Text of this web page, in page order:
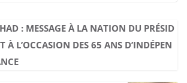
: MESSAGE À LA NATION DU PRÉSID
À L’OCCASION DES 65 ANS D’INDÉPEN